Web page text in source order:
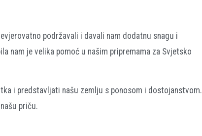
podržavali i davali nam dodatnu snagu i
nam je velika pomoć u našim pripremama za Svjetsko
i predstavljati našu zemlju s ponosom i dostojanstvom.
priču.